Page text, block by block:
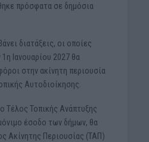
πρόσφατα σε δημόσια
διατάξεις, οι οποίες
Ιανουαρίου 2027 θα
στην ακίνητη περιουσία
Αυτοδιοίκησης.
Τέλος Τοπικής Ανάπτυξης
έσοδο των δήμων, θα
Ακίνητης Περιουσίας (ΤΑΠ)